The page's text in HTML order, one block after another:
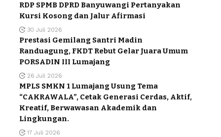
RDP SPMB DPRD Banyuwangi Pertanyakan
Kursi Kosong dan Jalur Afirmasi
30 Juli 2026
Prestasi Gemilang Santri Madin
Randuagung, FKDT Rebut Gelar Juara Umum
PORSADIN III Lumajang
26 Juli 2026
MPLS SMKN 1 Lumajang Usung Tema
“CAKRAWALA”, Cetak Generasi Cerdas, Aktif,
Kreatif, Berwawasan Akademik dan
Lingkungan.
17 Juli 2026